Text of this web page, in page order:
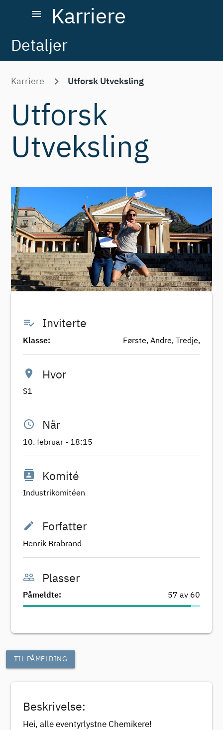
menu Karriere
Detaljer
Karriere Utforsk Utveksling
Utforsk
Utveksling
playlist_add_check Inviterte
Klasse: Første, Andre, Tredje,
location_on Hvor
S1
access_time Når
10. februar - 18:15
contacts Komité
Industrikomitéen
edit Forfatter
Henrik Brabrand
people_outline Plasser
Påmeldte: 57 av 60
TIL PÅMELDING
Beskrivelse:
Hei, alle eventyrlystne Chemikere!